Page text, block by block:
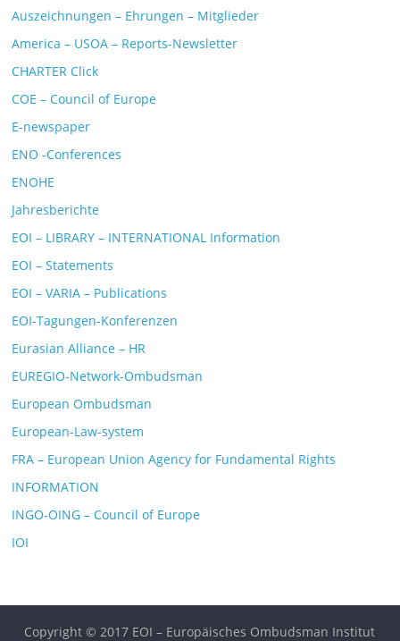
Auszeichnungen – Ehrungen – Mitglieder
America – USOA – Reports-Newsletter
CHARTER Click
COE – Council of Europe
E-newspaper
ENO -Conferences
ENOHE
Jahresberichte
EOI – LIBRARY – INTERNATIONAL Information
EOI – Statements
EOI – VARIA – Publications
EOI-Tagungen-Konferenzen
Eurasian Alliance – HR
EUREGIO-Network-Ombudsman
European Ombudsman
European-Law-system
FRA – European Union Agency for Fundamental Rights
INFORMATION
INGO-OING – Council of Europe
IOI
Copyright © 2017 EOI – Europäisches Ombudsman Institut